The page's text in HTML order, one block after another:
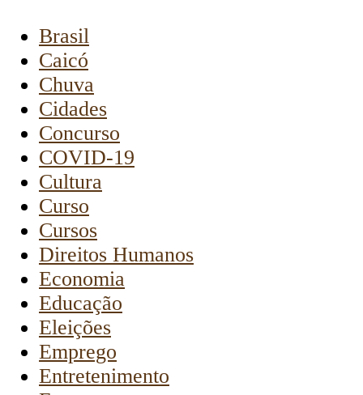
Brasil
Caicó
Chuva
Cidades
Concurso
COVID-19
Cultura
Curso
Cursos
Direitos Humanos
Economia
Educação
Eleições
Emprego
Entretenimento